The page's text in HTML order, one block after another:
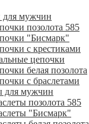
для мужчин
позолота 585
"Бисмарк"
с крестиками
цепочки
белая позолота
с браслетами
для мужчин
позолота 585
"Бисмарк"